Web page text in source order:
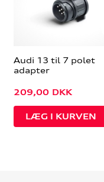
Audi 13 til 7 polet
adapter
209,00 DKK